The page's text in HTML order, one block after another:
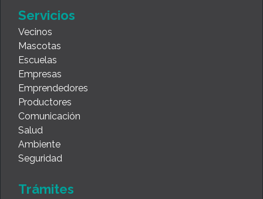
Servicios
Vecinos
Mascotas
Escuelas
Empresas
Emprendedores
Productores
Comunicación
Salud
Ambiente
Seguridad
Trámites